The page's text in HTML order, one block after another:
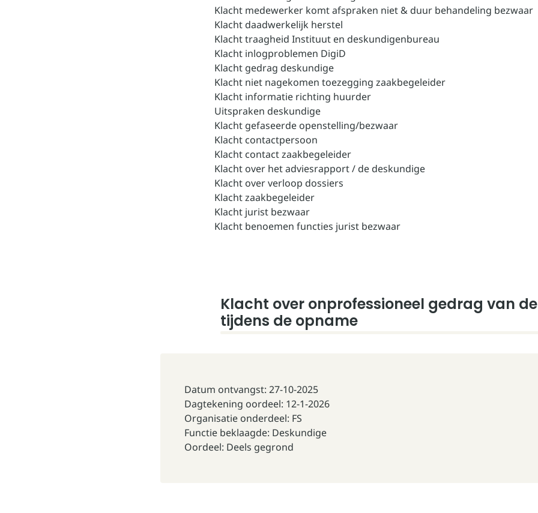
Klacht medewerker komt afspraken niet & duur behandeling bezwaar
Klacht daadwerkelijk herstel
Klacht traagheid Instituut en deskundigenbureau
Klacht inlogproblemen DigiD
Klacht gedrag deskundige
Klacht niet nagekomen toezegging zaakbegeleider
Klacht informatie richting huurder
Uitspraken deskundige
Klacht gefaseerde openstelling/bezwaar
Klacht contactpersoon
Klacht contact zaakbegeleider
Klacht over het adviesrapport / de deskundige
Klacht over verloop dossiers
Klacht zaakbegeleider
Klacht jurist bezwaar
Klacht benoemen functies jurist bezwaar
Klacht over onprofessioneel gedrag van
tijdens de opname
Datum ontvangst: 27-10-2025
Dagtekening oordeel: 12-1-2026
Organisatie onderdeel: FS
Functie beklaagde: Deskundige
Oordeel: Deels gegrond